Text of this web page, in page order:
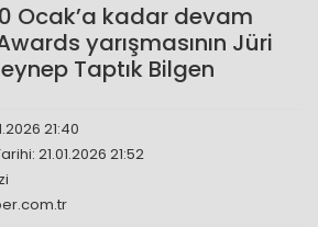
Ocak’a kadar devam
yarışmasının Jüri
Taptık Bilgen
21:40
21.01.2026 21:52